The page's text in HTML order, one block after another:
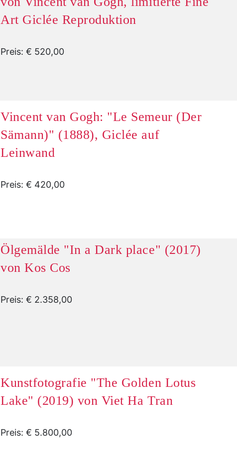
Art Giclée Reproduktion
Preis: € 520,00
Vincent van Gogh: "Le Semeur (Der
Sämann)" (1888), Giclée auf
Leinwand
Preis: € 420,00
Ölgemälde "In a Dark place" (2017)
von Kos Cos
Preis: € 2.358,00
Kunstfotografie "The Golden Lotus
Lake" (2019) von Viet Ha Tran
Preis: € 5.800,00